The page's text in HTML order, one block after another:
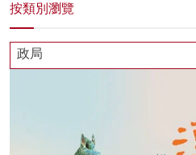
按類別瀏覽
政局